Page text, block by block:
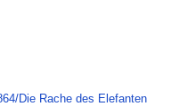
Die Rache des Elefanten